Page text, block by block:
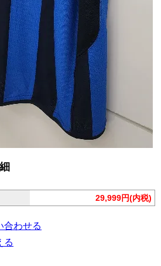
29,999円(内税)
合わせる
る